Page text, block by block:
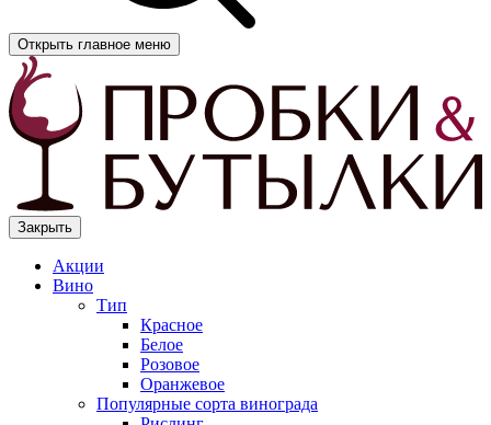
Открыть главное меню
Закрыть
Акции
Вино
Тип
Красное
Белое
Розовое
Оранжевое
Популярные сорта винограда